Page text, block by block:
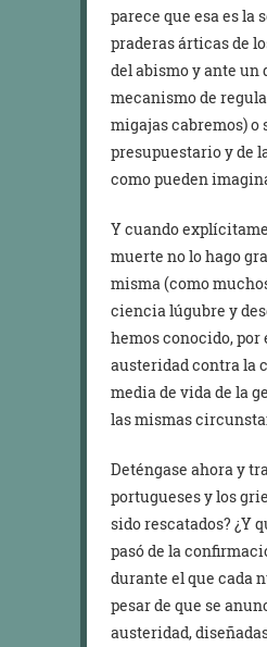
parece que esa es la
praderas árticas de
del abismo y ante
mecanismo de
migajas cabremos) o
presupuestario y de
como pueden
Y cuando
muerte no lo hago
misma (como
ciencia lúgubre y
hemos conocido, por
austeridad contra la
media de vida de la
las mismas
Deténgase ahora y
portugueses y los
sido rescatados? ¿Y
pasó de la
durante el que cada
pesar de que se
austeridad,